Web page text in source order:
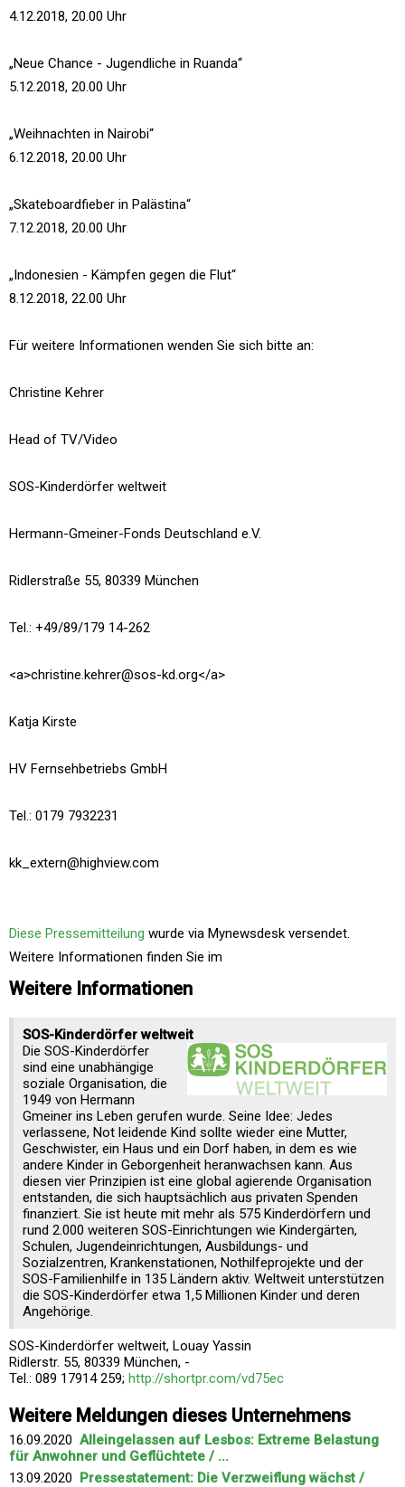
4.12.2018, 20.00 Uhr
„Neue Chance - Jugendliche in Ruanda“
5.12.2018, 20.00 Uhr
„Weihnachten in Nairobi“
6.12.2018, 20.00 Uhr
„Skateboardfieber in Palästina“
7.12.2018, 20.00 Uhr
„Indonesien - Kämpfen gegen die Flut“
8.12.2018, 22.00 Uhr
Für weitere Informationen wenden Sie sich bitte an:
Christine Kehrer
Head of TV/Video
SOS-Kinderdörfer weltweit
Hermann-Gmeiner-Fonds Deutschland e.V.
Ridlerstraße 55, 80339 München
Tel.: +49/89/179 14-262
<a>christine.kehrer@sos-kd.org</a>
Katja Kirste
HV Fernsehbetriebs GmbH
Tel.: 0179 7932231
kk_extern@highview.com
Diese Pressemitteilung wurde via Mynewsdesk versendet.
Weitere Informationen finden Sie im
Weitere Informationen
SOS-Kinderdörfer weltweit
Die SOS-Kinderdörfer
sind eine unabhängige
soziale Organisation, die
1949 von Hermann
Gmeiner ins Leben gerufen wurde. Seine Idee: Jedes
verlassene, Not leidende Kind sollte wieder eine Mutter,
Geschwister, ein Haus und ein Dorf haben, in dem es wie
andere Kinder in Geborgenheit heranwachsen kann. Aus
diesen vier Prinzipien ist eine global agierende Organisation
entstanden, die sich hauptsächlich aus privaten Spenden
finanziert. Sie ist heute mit mehr als 575 Kinderdörfern und
rund 2.000 weiteren SOS-Einrichtungen wie Kindergärten,
Schulen, Jugendeinrichtungen, Ausbildungs- und
Sozialzentren, Krankenstationen, Nothilfeprojekte und der
SOS-Familienhilfe in 135 Ländern aktiv. Weltweit unterstützen
die SOS-Kinderdörfer etwa 1,5 Millionen Kinder und deren
Angehörige.
SOS-Kinderdörfer weltweit, Louay Yassin
Ridlerstr. 55, 80339 München, -
Tel.: 089 17914 259; http://shortpr.com/vd75ec
Weitere Meldungen dieses Unternehmens
16.09.2020 Alleingelassen auf Lesbos: Extreme Belastung
für Anwohner und Geflüchtete / ...
13.09.2020 Pressestatement: Die Verzweiflung wächst /